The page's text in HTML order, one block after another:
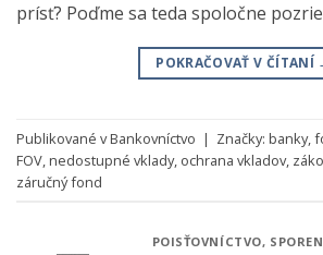
prísť? Poďme sa teda spoločne
POKRAČOVAŤ V ČÍTANÍ
Publikované vBankovníctvo | Značky: banky,
FOV,nedostupné vklady, ochrana vkladov,
záručný fond
POISŤOVNÍCTVO,